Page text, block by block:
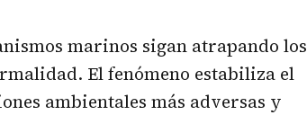
marinos sigan atrapando los
El fenómeno estabiliza el
ambientales más adversas y